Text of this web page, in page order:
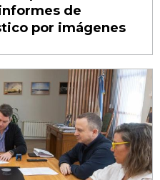
de
por imágenes